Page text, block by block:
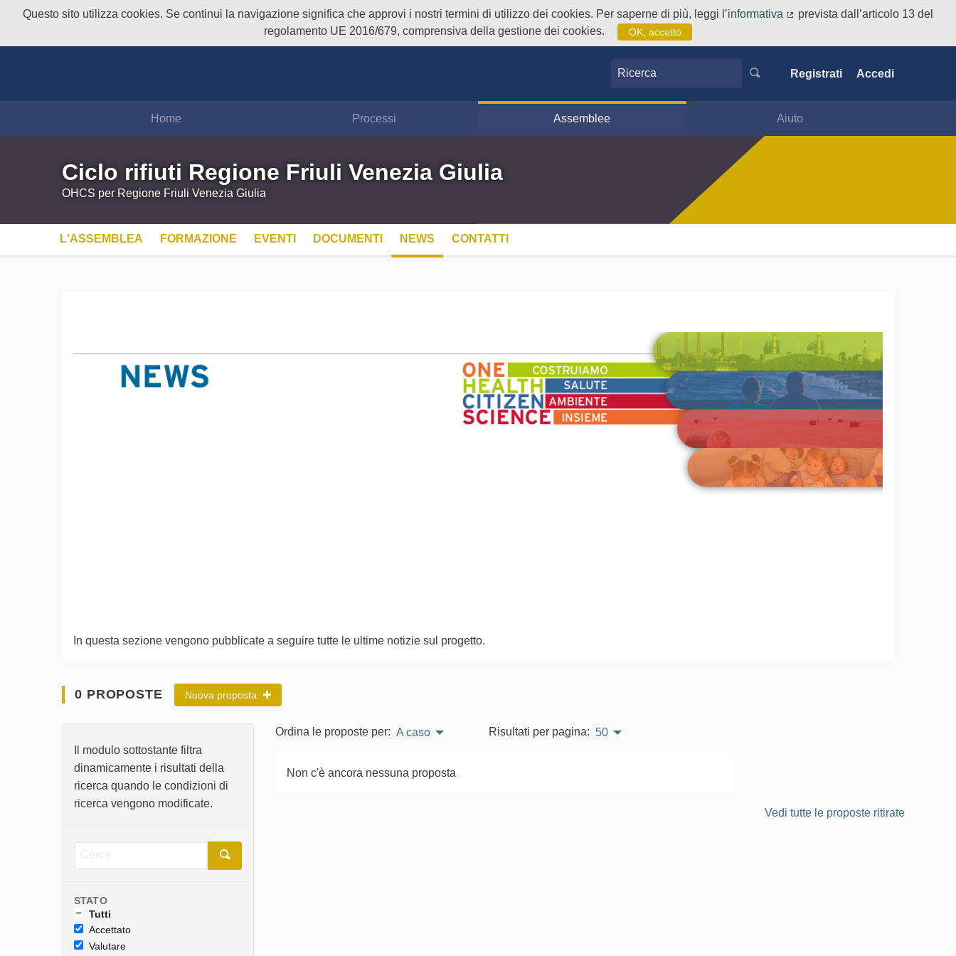
Questo sito utilizza cookies. Se continui la navigazione significa che approvi i nostri termini di utilizzo dei cookies. Per saperne di più, leggi l’informativa
prevista dall’articolo 13 del
regolamento UE 2016/679, comprensiva della gestione dei cookies.
OK, accetto
Ricerca Registrati Accedi
Home Processi Assemblee Aiuto
Ciclo rifiuti Regione Friuli Venezia Giulia
OHCS per Regione Friuli Venezia Giulia
L'ASSEMBLEA FORMAZIONE EVENTI DOCUMENTI NEWS CONTATTI
In questa sezione vengono pubblicate a seguire tutte le ultime notizie sul progetto.
0 PROPOSTE Nuova proposta
Il modulo sottostante filtra
dinamicamente i risultati della
ricerca quando le condizioni di
ricerca vengono modificate.
STATO
Tutti
Accettato
Valutare
Ordina le proposte per: A caso Risultati per pagina: 50
Non c'è ancora nessuna proposta
Vedi tutte le proposte ritirate